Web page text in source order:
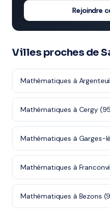
Rejoindre
Villes proches de
Mathématiques à
Mathématiques à Cergy
Mathématiques à Garges-
Mathématiques à
Mathématiques à Bezons